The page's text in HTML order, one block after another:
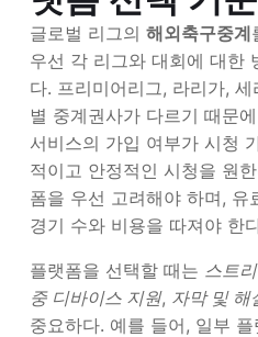
글로벌 리그의 해외축구중계
우선 각 리그와 대회에 대한
다. 프리미어리그, 라리가,
별 중계권사가 다르기 때문
서비스의 가입 여부가 시청
적이고 안정적인 시청을 원
폼을 우선 고려해야 하며, 유
경기 수와 비용을 따져야 한
플랫폼을 선택할 때는 스트
중 디바이스 지원, 자막 및 해
중요하다. 예를 들어, 일부